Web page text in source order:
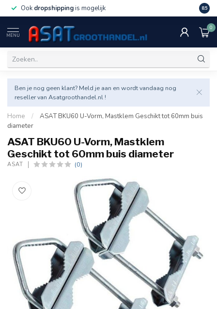
Ook dropshippingis mogelijk Veel
8.5
MENU
0
Ben je nog geen klant? Meld je aan en wordt vandaag nog
reseller van Asatgroothandel.nl !
Home /
ASAT BKU60 U-Vorm, Mastklem Geschikt tot 60mm buis
diameter
ASAT BKU60 U-Vorm, Mastklem
Geschikt tot 60mm buis diameter
ASAT (0)